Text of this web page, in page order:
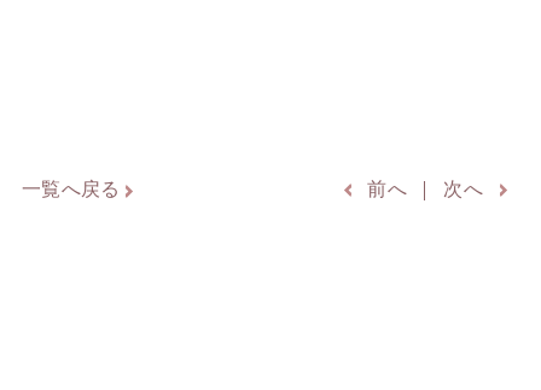
一覧へ戻る 前へ 次へ